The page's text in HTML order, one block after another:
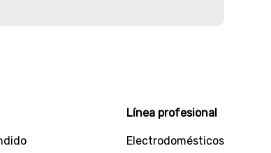
en variedad de materiales y
con los más altos estándares de
Línea profesional
Electrodomésticos